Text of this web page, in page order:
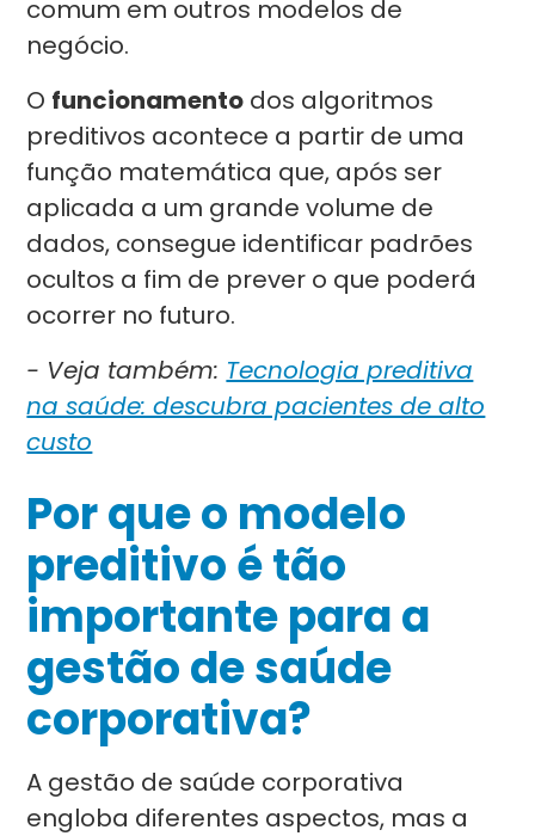
comum em outros modelos de
negócio.
O funcionamento dos algoritmos
preditivos acontece a partir de uma
função matemática que, após ser
aplicada a um grande volume de
dados, consegue identificar padrões
ocultos a fim de prever o que poderá
ocorrer no futuro.
- Veja também: Tecnologia preditiva
na saúde: descubra pacientes de alto
custo
Por que o modelo
preditivo é tão
importante para a
gestão de saúde
corporativa?
A gestão de saúde corporativa
engloba diferentes aspectos, mas a